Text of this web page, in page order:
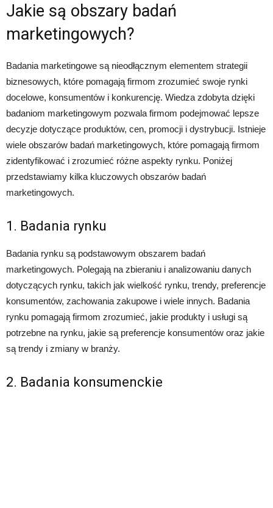
Jakie są obszary badań
marketingowych?
Badania marketingowe są nieodłącznym elementem strategii
biznesowych, które pomagają firmom zrozumieć swoje rynki
docelowe, konsumentów i konkurencję. Wiedza zdobyta dzięki
badaniom marketingowym pozwala firmom podejmować lepsze
decyzje dotyczące produktów, cen, promocji i dystrybucji. Istnieje
wiele obszarów badań marketingowych, które pomagają firmom
zidentyfikować i zrozumieć różne aspekty rynku. Poniżej
przedstawiamy kilka kluczowych obszarów badań
marketingowych.
1. Badania rynku
Badania rynku są podstawowym obszarem badań
marketingowych. Polegają na zbieraniu i analizowaniu danych
dotyczących rynku, takich jak wielkość rynku, trendy, preferencje
konsumentów, zachowania zakupowe i wiele innych. Badania
rynku pomagają firmom zrozumieć, jakie produkty i usługi są
potrzebne na rynku, jakie są preferencje konsumentów oraz jakie
są trendy i zmiany w branży.
2. Badania konsumenckie